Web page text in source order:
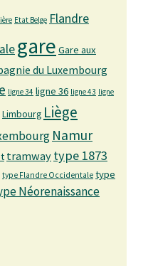
Etat Belge Flandre
gare Gare aux
du Luxembourg
ligne 34 ligne 36 ligne 43 ligne
Limbourg Liège
Namur
tramway type 1873
type Flandre Occidentale type
Néorenaissance